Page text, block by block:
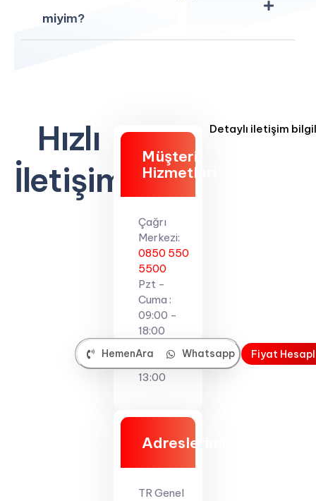
HemenAra Whatsapp Fiyat Hesapl
miyim?
Hızlı
İletişim
Müşteri
Hizmetleri
Çağrı
Merkezi:
0850 550
5500
Pzt -
Cuma :
09:00 -
18:00
Cumartesi
: 09:00 -
13:00
Adreslerimiz
TR Genel
Detaylı iletişim